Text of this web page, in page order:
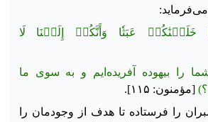
می‌فرماید:
خَلَقۡنَٰكُمۡ عَبَثٗا وَأَنَّكُمۡ إِلَيۡنَا لَا
شما را بیهوده آفریده‌ایم و به سوی ما
[مؤمنون: ۱۱۵].
را فرستاده تا هدف از وجودمان را